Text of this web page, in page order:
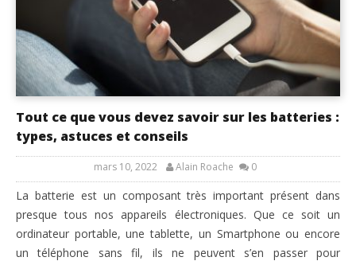
Tout ce que vous devez savoir sur les batteries :
types, astuces et conseils
mars 10, 2022 Alain Roache 0
La batterie est un composant très important présent dans
presque tous nos appareils électroniques. Que ce soit un
ordinateur portable, une tablette, un Smartphone ou encore
un téléphone sans fil, ils ne peuvent s’en passer pour